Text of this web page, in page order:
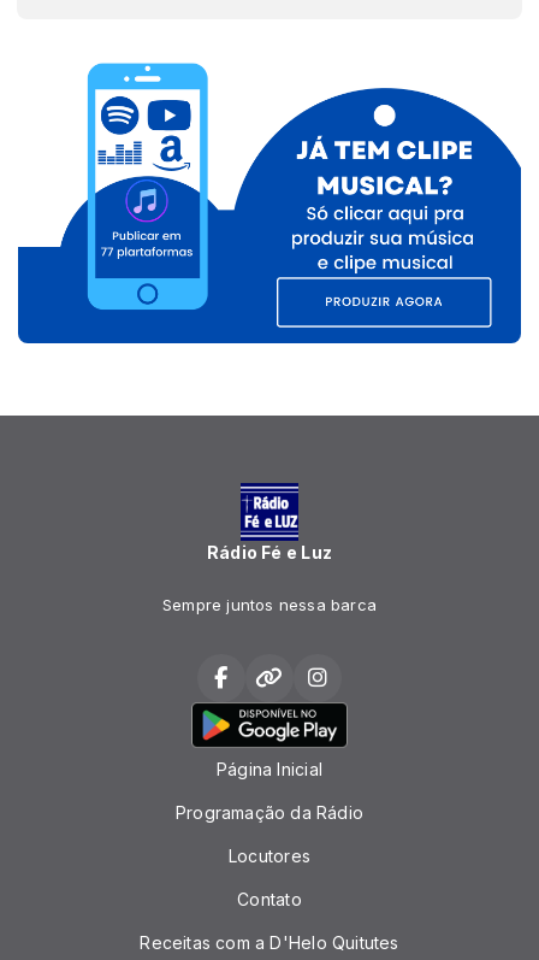
Rádio Fé e Luz
Sempre juntos nessa barca
Página Inicial
Programação da Rádio
Locutores
Contato
Receitas com a D'Helo Quitutes